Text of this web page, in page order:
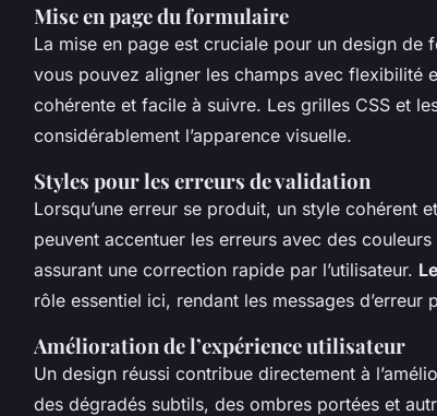
Mise en page du formulaire
La mise en page est cruciale pour un design de
vous pouvez aligner les champs avec flexibilité
cohérente et facile à suivre. Les grilles CSS et
considérablement l’apparence visuelle.
Styles pour les erreurs de validation
Lorsqu’une erreur se produit, un style cohérent et
peuvent accentuer les erreurs avec des
assurant une correction rapide par l’utilisateur.
rôle essentiel ici, rendant les messages d’erreur
Amélioration de l’expérience utilisateur
Un design réussi contribue directement à
des dégradés subtils, des ombres portées et